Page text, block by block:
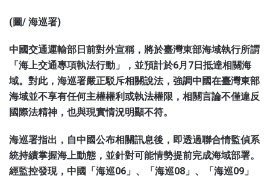
(圖/ 海巡署)
中國交通運輸部日前對外宣稱，將於臺灣東部海域執行所謂
「海上交通專項執法行動」，並預計於6月7日抵達相關海
域。對此，海巡署嚴正駁斥相關說法，強調中國在臺灣東部
海域並不享有任何主權權利或執法權限，相關言論不僅違反
國際法精神，也與現實情況明顯不符。
海巡署指出，自中國公布相關訊息後，即透過聯合情監偵系
統持續掌握海上動態，並針對可能情勢提前完成海域部署。
經監控發現，中國「海巡06」、「海巡08」、「海巡09」